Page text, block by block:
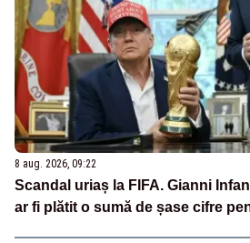
8 aug. 2026, 09:22
Scandal uriaș la FIFA. Gianni
ar fi plătit o sumă de șase cifre